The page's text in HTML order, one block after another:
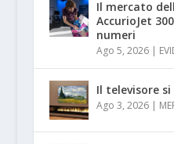
Il mercato
AccurioJet
numeri
Ago 5, 2026|
Il televisore
Ago 3, 2026|